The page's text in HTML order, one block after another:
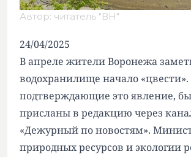
Автор: читатель "ВН"
24/04/2025
В апреле жители Воронежа
водохранилище начало
подтверждающие это явление,
присланы в редакцию через
«Дежурный по новостям».
природных ресурсов и экологии